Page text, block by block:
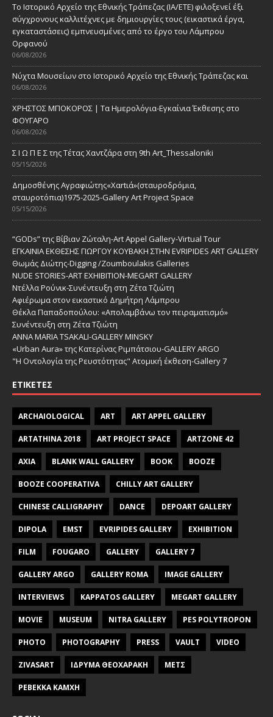
Το Ιστορικό Αρχείο της Εθνικής Τράπεζας (ΙΑ/ΕΤΕ) φιλοξενεί έξι
σύγχρονους καλλιτέχνες με δημιουργίες τους (εικαστικά έργα,
εγκαταστάσεις) εμπνευσμένες από το έργο του Λάμπρου
Ορφανού
06/08/2026
Νύχτα Μουσείων στο Ιστορικό Αρχείο της Εθνικής Τράπεζας και
06/08/2026
ΧΡΗΣΤΟΣ ΜΠΟΚΟΡΟΣ | Τα Ημερολόγια-Εγκαίνια Έκθεσης στο
ΦΟΥΓΑΡΟ
06/08/2026
Σ Ι Ω Π Ε Σ της Τέτας Χαντζάρα στη 9th Art_Thessaloniki
05/15/2026
Δημοσθένης Αγραφιώτης«Xαrtιά»(σταυροδρόμια,
σταυροτόπια)1975-2025-Gallery Art Project Space
05/15/2026
“GODs” της Βίβιαν Ζώταλη-Art Appel Gallery-Virtual Tour
ΕΓΚΑΙΝΙΑ ΕΚΘΕΣΗΣ ΓΙΩΡΓΟΥ ΚΟΥΒΑΚΗ ΣΤΗΝ EVRIPIDES ART GALLERY
Θωμάς Διώτης-Digging /Zoumboulakis Galleries
NUDE STORIES-ΑRT EXHIBITION-MEGART GALLERY
Ντέλλα Ρούνικ-Συνέντευξη στη Ζέτα Τζιώτη
Αφιέρωμα στον εικαστικό Δημήτρη Λάμπρου
Θέκλα Παπαδοπούλου: «Απολαμβάνω τον πειραματισμό»
Συνέντευξη στη Ζέτα Τζιώτη
ANNA MARIA TSAKALI-GALLERY MINSKY
«Urban Aura» της Κατερίνας Ριμπάτσιου-GALLERY ARGO
"Η Οντολογία της Ρευστότητας" Ατομική έκθεση-Gallery 7
ΕΤΙΚΈΤΕΣ
ARCHAIOLOGICAL ART ART APPEL GALLERY
ARTATHINA 2018 ART PROJECT SPACE ARTZONE 42
AXIA BLANK WALL GALLERY BOOK BOOZE
BOOZE COOPERATIVA CHILLY ART GALLERY
CHINESE CALLIGRAPHY DANCE DEPOART GALLERY
DIPOLA EMST EVRIPIDES GALLERY EXHIBITION
FILM FOUGARO GALLERY GALLERY 7
GALLERY ARGO GALLERY ROMA IMAGE GALLERY
INTERVIEWS KAPPATOS GALLERY MEGART GALLERY
MOVIE MUSEUM NITRA GALLERY PES POLYTROPON
PHOTO PHOTOGRAPHY PRESS VAULT VIDEO
ZIVASART ΙΔΡΥΜΑ ΘΕΟΧΑΡΑΚΗ ΜΕΤΣ
ΡΕΒΕΚΚΑ ΚΑΜΧΗ